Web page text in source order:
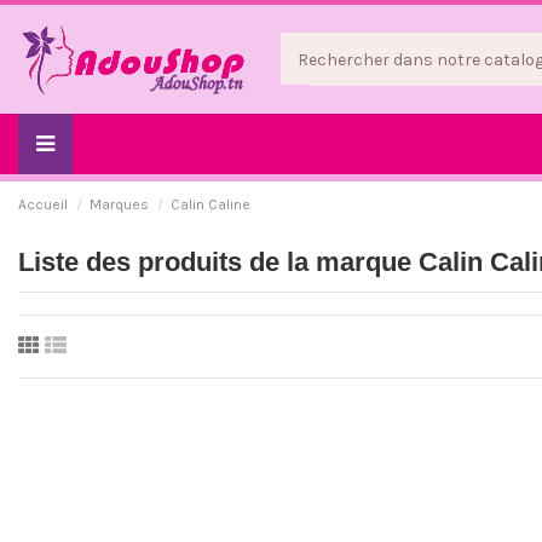
Accueil Marques Calin Caline
Liste des produits de la marque Calin